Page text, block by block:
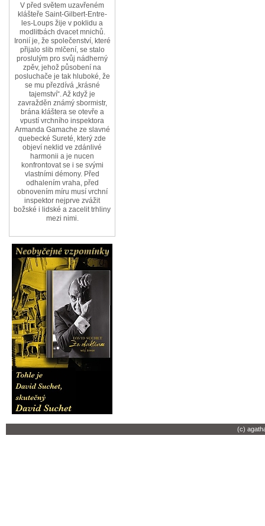
V před světem uzavřeném
klášteře Saint-Gilbert-Entre-
les-Loups žije v poklidu a
modlitbách dvacet mnichů.
Ironií je, že společenství, které
přijalo slib mlčení, se stalo
proslulým pro svůj nádherný
zpěv, jehož působení na
posluchače je tak hluboké, že
se mu přezdívá „krásné
tajemství“. Až když je
zavražděn známý sbormistr,
brána kláštera se otevře a
vpustí vrchního inspektora
Armanda Gamache ze slavné
quebecké Sureté, který zde
objeví neklid ve zdánlivé
harmonii a je nucen
konfrontovat se i se svými
vlastními démony. Před
odhalením vraha, před
obnovením míru musí vrchní
inspektor nejprve zvážit
božské i lidské a zacelit trhliny
mezi nimi.
(c)